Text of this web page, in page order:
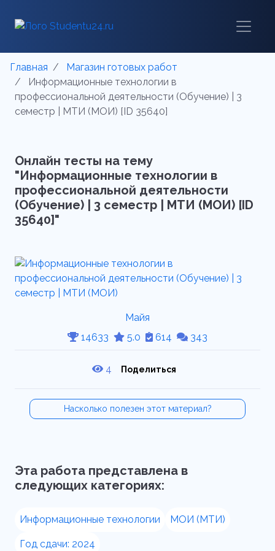
Главная
Магазин готовых работ
Информационные технологии в
профессиональной деятельности (Обучение) | 3
семестр | МТИ (МОИ) [ID 35640]
Онлайн тесты на тему
"Информационные технологии в
профессиональной деятельности
(Обучение) | 3 семестр | МТИ (МОИ) [ID
35640]"
Майя
14633
5.0 614 343
4 Поделиться
Насколько полезен этот материал?
Эта работа представлена в
следующих категориях:
Информационные технологии МОИ (МТИ)
Год сдачи: 2024